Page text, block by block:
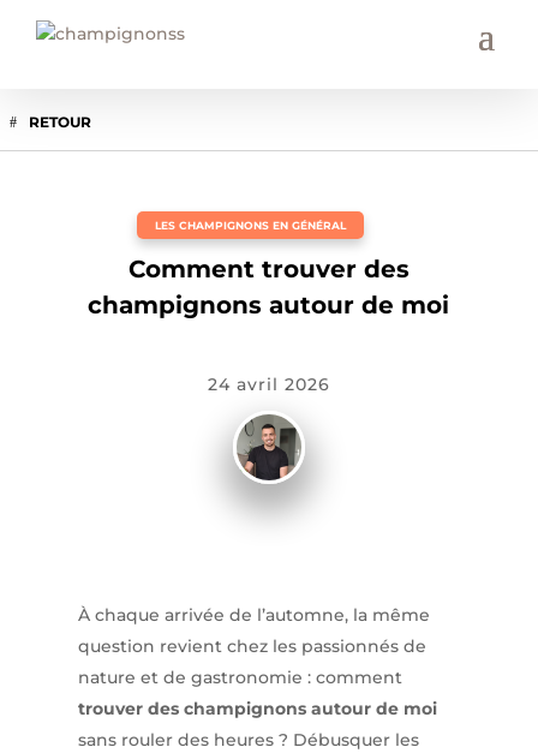
RETOUR
LES CHAMPIGNONS EN GÉNÉRAL
Comment trouver des
champignons autour de moi
24 avril 2026
À chaque arrivée de l’automne, la même
question revient chez les passionnés de
nature et de gastronomie : comment
trouver des champignons autour de moi
sans rouler des heures ? Débusquer les